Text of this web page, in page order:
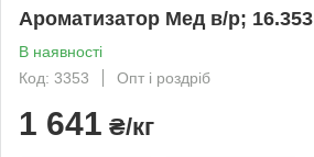
Ароматизатор Мед в/р; 16.353
В наявності
Код: 3353
Опт і роздріб
1 641 ₴/кг